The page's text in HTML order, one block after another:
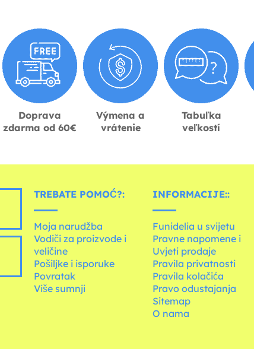
Doprava
zdarma od 60€
Výmena a
vrátenie
Tabuľka
veľkostí
TREBATE POMOĆ?:
Moja narudžba
Vodiči za proizvode i
veličine
Pošiljke i isporuke
Povratak
Više sumnji
INFORMACIJE::
Funidelia u svijetu
Pravne napomene i
Uvjeti prodaje
Pravila privatnosti
Pravila kolačića
Pravo odustajanja
Sitemap
O nama